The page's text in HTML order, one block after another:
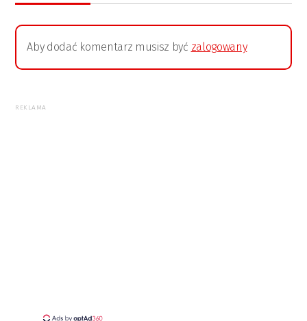
Aby dodać komentarz musisz być zalogowany
REKLAMA